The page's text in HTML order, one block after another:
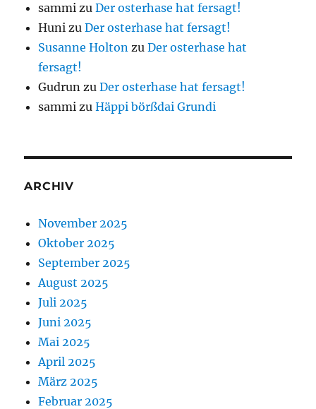
sammi zuDer osterhase hat fersagt!
Huni zuDer osterhase hat fersagt!
Susanne Holton zuDer osterhase hat
fersagt!
Gudrun zuDer osterhase hat fersagt!
sammi zuHäppi börßdai Grundi
ARCHIV
November 2025
Oktober 2025
September 2025
August 2025
Juli 2025
Juni 2025
Mai 2025
April 2025
März 2025
Februar 2025